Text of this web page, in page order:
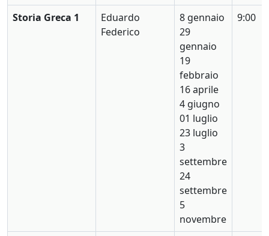
Storia Greca 1
Eduardo
Federico
8 gennaio
29
gennaio
19
febbraio
16 aprile
4 giugno
01 luglio
23 luglio
3
settembre
24
settembre
5
novembre
9:00